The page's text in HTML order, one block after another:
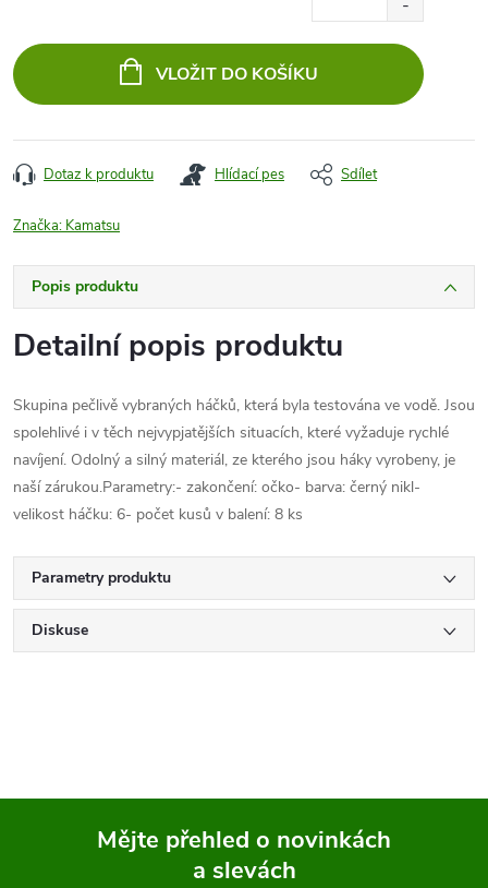
VLOŽIT DO KOŠÍKU
Dotaz k produktu Hlídací pes Sdílet
Značka: Kamatsu
Popis produktu
Detailní popis produktu
Skupina pečlivě vybraných háčků, která byla testována ve vodě. Jsou
spolehlivé i v těch nejvypjatějších situacích, které vyžaduje rychlé
navíjení. Odolný a silný materiál, ze kterého jsou háky vyrobeny, je
naší zárukou.Parametry:- zakončení: očko- barva: černý nikl-
velikost háčku: 6- počet kusů v balení: 8 ks
Parametry produktu
Diskuse
Mějte přehled o novinkách
a slevách